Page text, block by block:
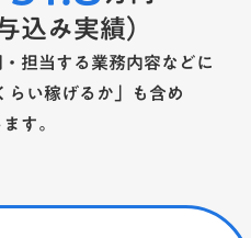
込み実績）
担当する業務内容などに
い稼げるか」も含め
す。